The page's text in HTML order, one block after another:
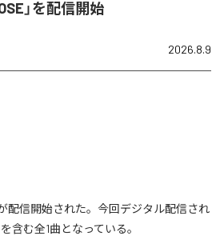
」を配信開始
2026.8.9
が配信開始された。今回デジタル配信され
を含む全1曲となっている。